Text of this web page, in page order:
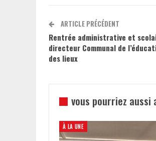
ARTICLE PRÉCÉDENT
Rentrée administrative et
directeur Communal de
des lieux
vous pourriez aussi
À LA UNE